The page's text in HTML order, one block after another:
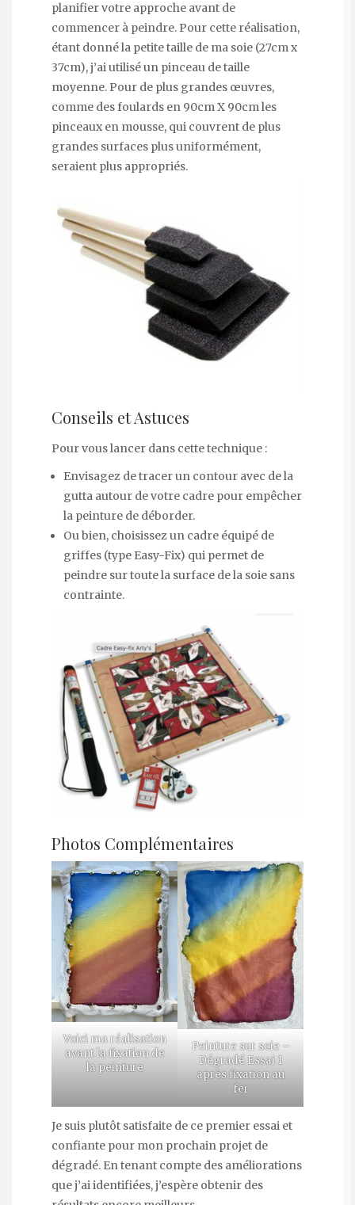
planifier votre approche avant de
commencer à peindre. Pour cette réalisation,
étant donné la petite taille de ma soie (27cm x
37cm), j’ai utilisé un pinceau de taille
moyenne. Pour de plus grandes œuvres,
comme des foulards en 90cm X 90cm les
pinceaux en mousse, qui couvrent de plus
grandes surfaces plus uniformément,
seraient plus appropriés.
Conseils et Astuces
Pour vous lancer dans cette technique :
Envisagez de tracer un contour avec de la
gutta autour de votre cadre pour empêcher
la peinture de déborder.
Ou bien, choisissez un cadre équipé de
griffes (type Easy-Fix) qui permet de
peindre sur toute la surface de la soie sans
contrainte.
Photos Complémentaires
Voici ma réalisation
avant la fixation de
la peinture
Peinture sur soie –
Dégradé Essai 1
après fixation au
fer
Je suis plutôt satisfaite de ce premier essai et
confiante pour mon prochain projet de
dégradé. En tenant compte des améliorations
que j’ai identifiées, j’espère obtenir des